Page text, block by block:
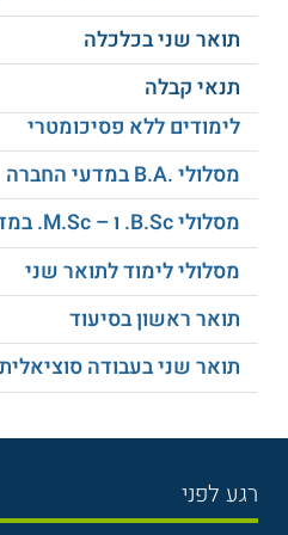
בריאות אם וילד
התנהגות בריאותית
כימיה כללית ואורגנית
אפידמיולוגיה של
תזונה
מערכות הבריאות
בישראל
והספרות
הקשר בין פעילות
תואר שני בכלכלה
תנאי קבלה
לימודים ללא פסיכומטרי
מסלולי .B.A במדעי החברה
מסלולי B.Sc. ו – M.Sc. במדעים
מסלולי לימוד לתואר שני
תואר ראשון בסיעוד
תואר שני בעבודה סוציאלית
רגע לפני